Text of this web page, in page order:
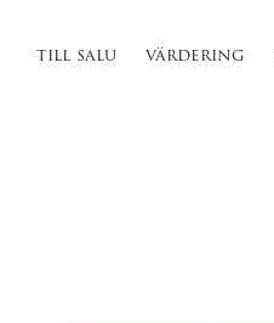
till salu värdering